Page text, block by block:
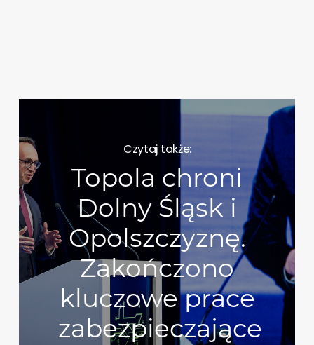
Czytaj także:
Topola chroni
Dolny Śląsk i
Opolszczyznę.
Zakończono
kluczowe prace
zabezpieczające